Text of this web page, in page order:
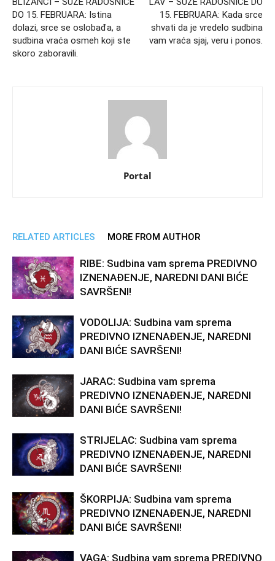
DO 15. FEBRUARA: Istina
dolazi, srce se oslobađa, a
sudbina vraća osmeh koji ste
skoro zaboravili.
15. FEBRUARA: Kada srce
shvati da je vredelo sudbina
vam vraća sjaj, veru i ponos.
Portal
RELATED ARTICLES MORE FROM AUTHOR
RIBE: Sudbina vam sprema PREDIVNO
IZNENAĐENJE, NAREDNI DANI BIĆE
SAVRŠENI!
VODOLIJA: Sudbina vam sprema
PREDIVNO IZNENAĐENJE, NAREDNI
DANI BIĆE SAVRŠENI!
JARAC: Sudbina vam sprema
PREDIVNO IZNENAĐENJE, NAREDNI
DANI BIĆE SAVRŠENI!
STRIJELAC: Sudbina vam sprema
PREDIVNO IZNENAĐENJE, NAREDNI
DANI BIĆE SAVRŠENI!
ŠKORPIJA: Sudbina vam sprema
PREDIVNO IZNENAĐENJE, NAREDNI
DANI BIĆE SAVRŠENI!
VAGA: Sudbina vam sprema PREDIVNO